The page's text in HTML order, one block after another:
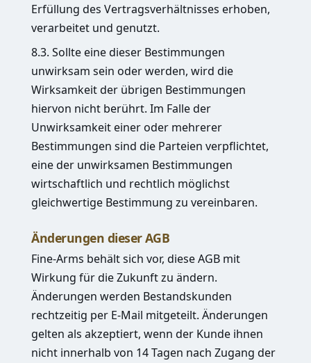
Erfüllung des Vertragsverhältnisses erhoben,
verarbeitet und genutzt.
8.3. Sollte eine dieser Bestimmungen
unwirksam sein oder werden, wird die
Wirksamkeit der übrigen Bestimmungen
hiervon nicht berührt. Im Falle der
Unwirksamkeit einer oder mehrerer
Bestimmungen sind die Parteien verpflichtet,
eine der unwirksamen Bestimmungen
wirtschaftlich und rechtlich möglichst
gleichwertige Bestimmung zu vereinbaren.
Änderungen dieser AGB
Fine-Arms behält sich vor, diese AGB mit
Wirkung für die Zukunft zu ändern.
Änderungen werden Bestandskunden
rechtzeitig per E-Mail mitgeteilt. Änderungen
gelten als akzeptiert, wenn der Kunde ihnen
nicht innerhalb von 14 Tagen nach Zugang der